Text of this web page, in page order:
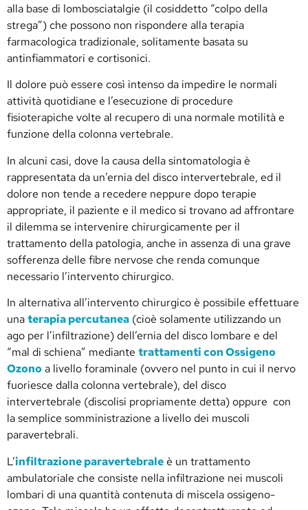
alla base di lombosciatalgie (il cosiddetto “colpo della
strega”) che possono non rispondere alla terapia
farmacologica tradizionale, solitamente basata su
antinfiammatori e cortisonici.
Il dolore può essere così intenso da impedire le normali
attività quotidiane e l’esecuzione di procedure
fisioterapiche volte al recupero di una normale motilità e
funzione della colonna vertebrale.
In alcuni casi, dove la causa della sintomatologia è
rappresentata da un’ernia del disco intervertebrale, ed il
dolore non tende a recedere neppure dopo terapie
appropriate, il paziente e il medico si trovano ad affrontare
il dilemma se intervenire chirurgicamente per il
trattamento della patologia, anche in assenza di una grave
sofferenza delle fibre nervose che renda comunque
necessario l’intervento chirurgico.
In alternativa all’intervento chirurgico è possibile effettuare
unaterapia percutanea (cioè solamente utilizzando un
ago per l’infiltrazione) dell’ernia del disco lombare e del
“mal di schiena” mediante trattamenti con Ossigeno
Ozonoa livello foraminale (ovvero nel punto in cui il nervo
fuoriesce dalla colonna vertebrale), del disco
intervertebrale (discolisi propriamente detta) oppure con
la semplice somministrazione a livello dei muscoli
paravertebrali.
L’infiltrazione paravertebraleè un trattamento
ambulatoriale che consiste nella infiltrazione nei muscoli
lombari di una quantità contenuta di miscela ossigeno-